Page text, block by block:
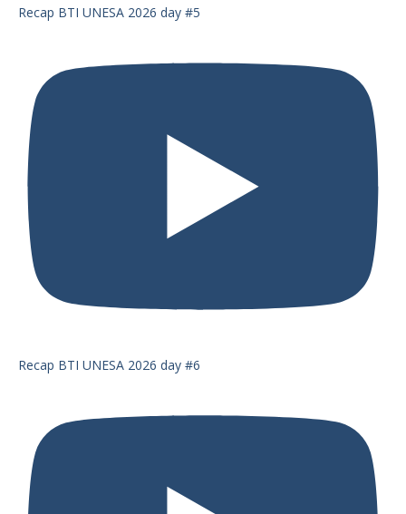
Recap BTI UNESA 2026 day #5
Recap BTI UNESA 2026 day #6